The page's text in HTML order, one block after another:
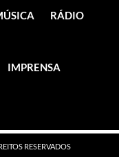
RÁDIO
IMPRENSA
RESERVADOS